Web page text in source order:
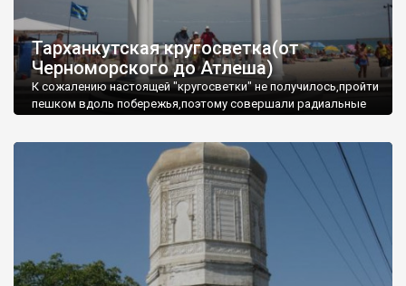
Тарханкутская кругосветка(от
Черноморского до Атлеша)
К сожалению настоящей "кругосветки" не получилось,пройти
пешком вдоль побережья,поэтому совершали радиальные